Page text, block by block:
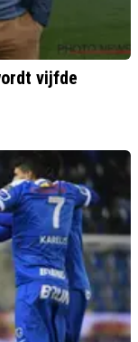
vijfde